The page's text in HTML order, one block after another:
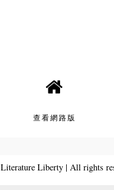
查看網路版
Literature Liberty | All rights